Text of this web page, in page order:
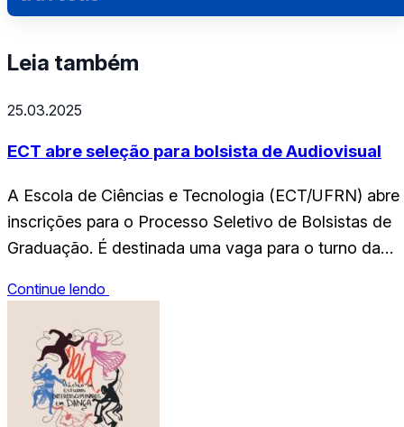
Leia também
25.03.2025
ECT abre seleção para bolsista de Audiovisual
A Escola de Ciências e Tecnologia (ECT/UFRN) abre
inscrições para o Processo Seletivo de Bolsistas de
Graduação. É destinada uma vaga para o turno da
irá atuar na assessoria de comunicação da ECT,
auxiliando na realização na captação de imagem e
vídeos, apoio nas coberturas…
Continue lendo